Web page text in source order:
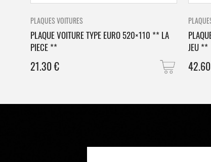
PLAQUES VOITURES
PLAQUE VOITURE TYPE EURO 520×110 ** LA
PIECE **
21.30€
JEU **